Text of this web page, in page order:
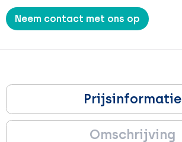
Neem contact met ons op
Prijsinformatie
Omschrijving